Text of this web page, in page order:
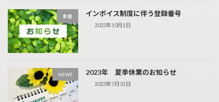
重要 インボイス制度に伴う登録番号
2023年10月1日
NEWS 2023年 夏季休業のお知らせ
2023年7月31日